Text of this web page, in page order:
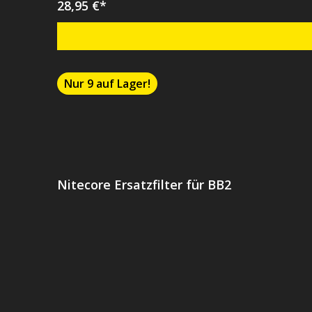
28,95 €*
Nur 9 auf Lager!
Nitecore Ersatzfilter für BB2